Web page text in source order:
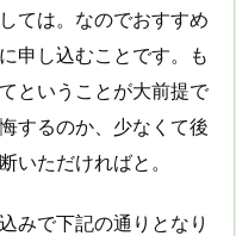
ては。なのでおすすめ
申し込むことです。も
ということが大前提で
するのか、少なくて後
いただければと。
みで下記の通りとなり